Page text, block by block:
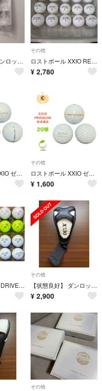
☆未使用品☆ダンロップ ゼクシオ トルクレンチ DUNLOP XXIO
その他
ロストボール XXIO REBOUND DRIVE訳有り 20球
¥ 2,780
ロストボール XXIO ゼクシオ プレミアム ロイヤルゴールド 20球 ゴルフボール
その他
ロストボール XXIO ゼクシオ プレミアム ロイヤルプラチナ 年式混合 20球 Cランク ゴルフボール
¥ 1,600
XXIO REBOUN DRIVE Ⅱ ロストボール
その他
【状態良好】 ダンロップ XXIO10 ゼクシオ10 フェアウェイウッド用 ヘッドカバー 7W
¥ 2,900
その他